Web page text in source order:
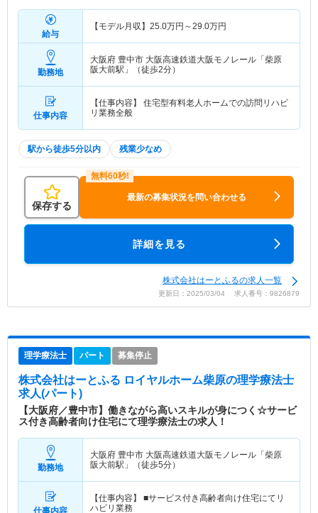
給与
【モデル月収】 25.0万円～29.0万円
勤務地
大阪府 豊中市 大阪高速鉄道大阪モノレール「柴原
阪大前駅」（徒歩2分）
仕事内容
【仕事内容】 住宅型有料老人ホームでの訪問リハビ
リ業務全般
駅から徒歩5分以内 残業少なめ
保存する
最新の募集状況を問い合わせる
詳細を見る
株式会社はーとふるの求人一覧
更新日：2025/03/04 求人番号：9826879
理学療法士 パート 募集停止
株式会社はーとふる ロイヤルホーム柴原の理学療法士
求人(パート)
【大阪府／豊中市】働きながら高いスキルが身につく☆サービ
ス付き高齢者向け住宅にて理学療法士の求人！
勤務地
大阪府 豊中市 大阪高速鉄道大阪モノレール「柴原
阪大前駅」（徒歩5分）
【仕事内容】 ■サービス付き高齢者向け住宅にてリ
ハビリ業務